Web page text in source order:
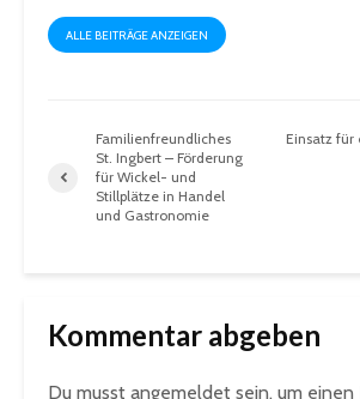
ALLE BEITRÄGE ANZEIGEN
Familienfreundliches
St. Ingbert – Förderung
für Wickel- und
Stillplätze in Handel
und Gastronomie
Einsatz für
Kommentar abgeben
Du musst angemeldet sein, um